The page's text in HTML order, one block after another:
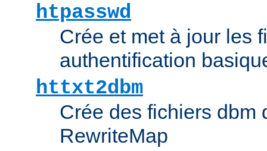
htpasswd
Crée et met à jour les
authentification
httxt2dbm
Crée des fichiers dbm
RewriteMap